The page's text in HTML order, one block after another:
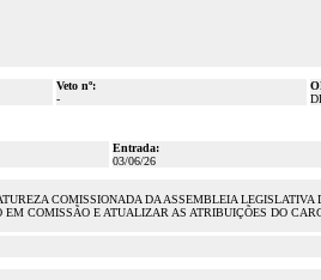
Veto nº:
-
Entrada:
03/06/26
COMISSIONADA DA ASSEMBLEIA LEGISLATIVA
COMISSÃO E ATUALIZAR AS ATRIBUIÇÕES DO